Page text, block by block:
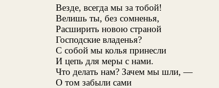
Везде, всегда мы за тобой!
Велишь ты, без сомненья,
Расширить новою страной
Господские владенья?
С собой мы колья принесли
И цепь для меры с нами.
Что делать нам? Зачем мы шли, —
О том забыли сами